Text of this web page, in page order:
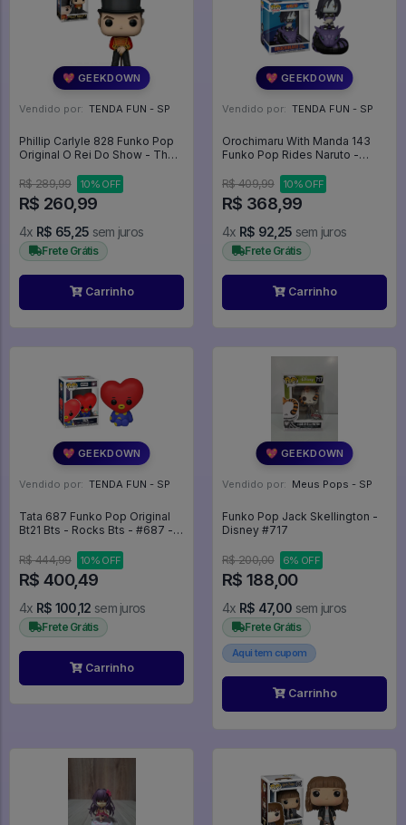
💖 GEEKDOWN
Vendido por: TENDA FUN - SP
Phillip Carlyle 828 Funko Pop
Original O Rei Do Show - The
Funko Pop - #828 - FUNKO
POP #828
R$ 289,99 10% OFF
R$ 260,99
4x R$ 65,25 sem juros
Frete Grátis
Carrinho
💖 GEEKDOWN
Vendido por: TENDA FUN - SP
Orochimaru With Manda 143
Funko Pop Rides Naruto -
#143
R$ 409,99 10% OFF
R$ 368,99
4x R$ 92,25 sem juros
Frete Grátis
Carrinho
💖 GEEKDOWN
Vendido por: TENDA FUN - SP
Tata 687 Funko Pop Original
Bt21 Bts - Rocks Bts - #687 -
POP #687
R$ 444,99 10% OFF
R$ 400,49
4x R$ 100,12 sem juros
Frete Grátis
Carrinho
💖 GEEKDOWN
Vendido por: Meus Pops - SP
Funko Pop Jack Skellington -
Disney #717
R$ 200,00 6% OFF
R$ 188,00
4x R$ 47,00 sem juros
Frete Grátis
Aqui tem cupom
Carrinho